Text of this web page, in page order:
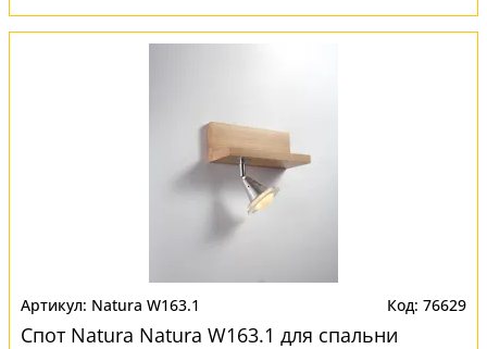
Natura W163.1 76629
Спот Natura Natura W163.1 для спальни